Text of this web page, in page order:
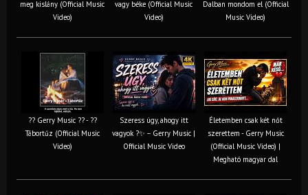
meg kislány (Official Music
Video)
vagy béke (Official Music
Video)
Dalban mondom el (Official
Music Video)
?? Gerry Music ?? - ??
Tábortűz (Official Music
Video)
Szeress úgy, ahogy itt
vagyok ?✨ – Gerry Music |
Official Music Video
Életemben csak két nőt
szerettem - Gerry Music
(Official Music Video) |
Megható magyar dal